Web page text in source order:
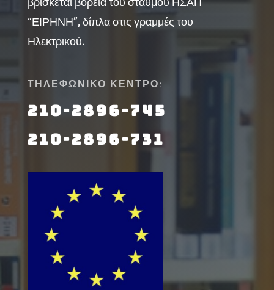
“ΕΙΡΗΝΗ”, δίπλα στις γραμμές του
Ηλεκτρικού.
ΤΗΛΕΦΩΝΙΚΟ ΚΕΝΤΡΟ:
210-2896-745
210-2896-731